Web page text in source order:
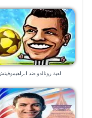
لعبة رونالدو ضد ابراهيموفيتش